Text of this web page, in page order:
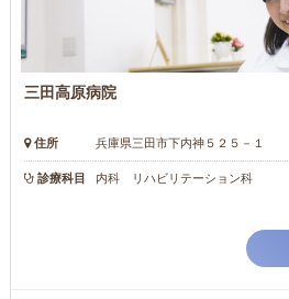
三田高原病院
住所 兵庫県三田市下内神５２５－１
診療科目 内科 リハビリテーション科